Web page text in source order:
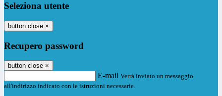
Seleziona utente
button close ×
Recupero password
button close ×
E-mail Verrà inviato un messaggio
all'indirizzo indicato con le istruzioni necessarie.